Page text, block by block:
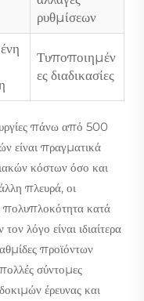
ρυθμίσεων
Τυποποιημέν
ες διαδικασίες
πάνω από 500
είναι πραγματικά
κόστων όσο και
πλευρά, οι
πολυπλοκότητα κατά
λόγο είναι ιδιαίτερα
προϊόντων
σύντομες
έρευνας και